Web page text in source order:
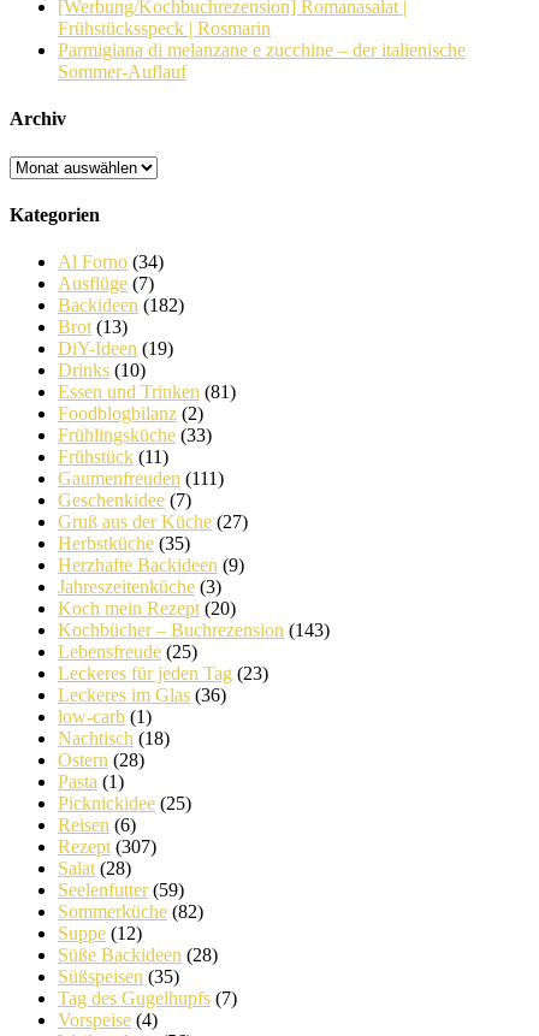
[Werbung/Kochbuchrezension] Romanasalat |
Frühstücksspeck | Rosmarin
Parmigiana di melanzane e zucchine – der italienische
Sommer-Auflauf
Archiv
Archiv
Kategorien
Al Forno (34)
Ausflüge (7)
Backideen (182)
Brot (13)
DiY-Ideen (19)
Drinks (10)
Essen und Trinken (81)
Foodblogbilanz (2)
Frühlingsküche (33)
Frühstück (11)
Gaumenfreuden (111)
Geschenkidee (7)
Gruß aus der Küche (27)
Herbstküche (35)
Herzhafte Backideen (9)
Jahreszeitenküche (3)
Koch mein Rezept (20)
Kochbücher – Buchrezension (143)
Lebensfreude (25)
Leckeres für jeden Tag (23)
Leckeres im Glas (36)
low-carb (1)
Nachtisch (18)
Ostern (28)
Pasta (1)
Picknickidee (25)
Reisen (6)
Rezept (307)
Salat (28)
Seelenfutter(59)
Sommerküche (82)
Suppe (12)
Süße Backideen (28)
Süßspeisen (35)
Tag des Gugelhupfs (7)
Vorspeise (4)